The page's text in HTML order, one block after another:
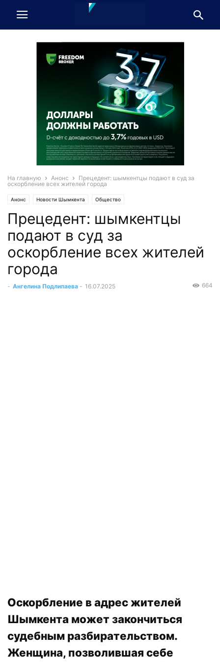
На главную Анонс
Прецедент: шымкентцы подают в суд за
оскорбление всех жителей города
Анонс Новости Шымкента Общество
Прецедент: шымкентцы
подают в суд за
оскорбление всех жителей
города
- Ангелина Подлипаева - 16.07.2025 664
Оскорбление в адрес жителей
Шымкента может закончиться
судебным разбирательством.
Женщина, позволившая себе